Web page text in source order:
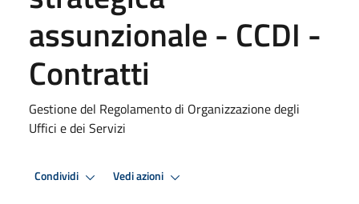
assunzionale - CCDI -
Contratti
Gestione del Regolamento di Organizzazione degli
Uffici e dei Servizi
Condividi Vedi azioni